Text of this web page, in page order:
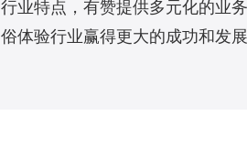
业特点，有赞提供多元化的业
体验行业赢得更大的成功和发